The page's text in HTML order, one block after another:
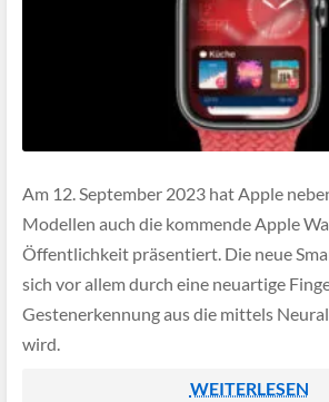
Am 12. September 2023 hat Apple
Modellen auch die kommende Apple
Öffentlichkeit präsentiert. Die neue
sich vor allem durch eine neuartige
Gestenerkennung aus die mittels
wird.
WEITERLESEN